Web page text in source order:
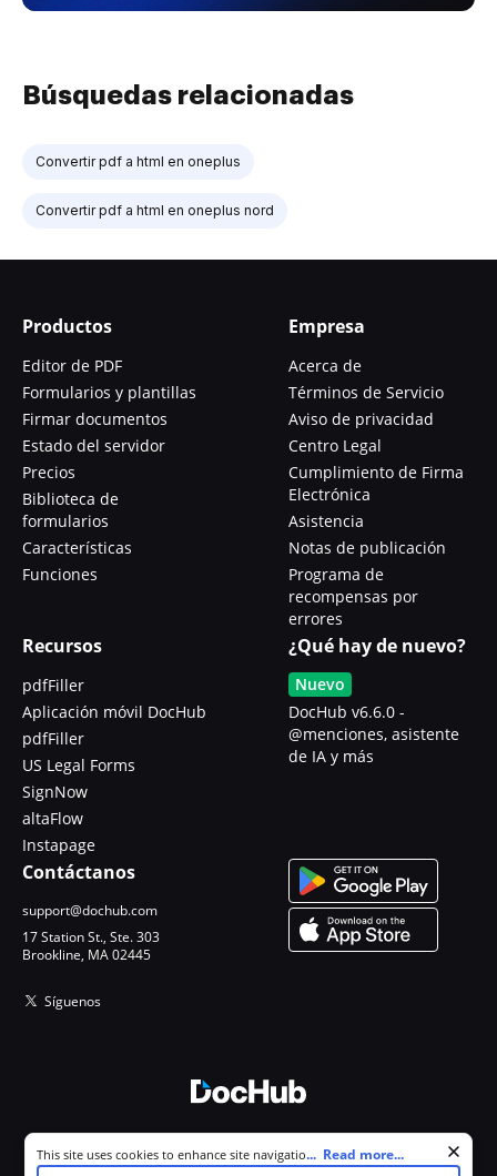
Búsquedas relacionadas
Convertir pdf a html en oneplus
Convertir pdf a html en oneplus nord
Productos
Editor de PDF
Formularios y plantillas
Firmar documentos
Estado del servidor
Precios
Biblioteca de
formularios
Características
Funciones
Empresa
Acerca de
Términos de Servicio
Aviso de privacidad
Centro Legal
Cumplimiento de Firma
Electrónica
Asistencia
Notas de publicación
Programa de
recompensas por
errores
Recursos
pdfFiller
Aplicación móvil DocHub
pdfFiller
US Legal Forms
SignNow
altaFlow
Instapage
¿Qué hay de nuevo?
Nuevo
DocHub v6.6.0 -
@menciones, asistente
de IA y más
Contáctanos
support@dochub.com
17 Station St., Ste. 303
Brookline, MA 02445
Síguenos
Todos los derechos reservados.
Cookie consent notice
This site uses cookies to enhance site navigation and personalize
... Read more...